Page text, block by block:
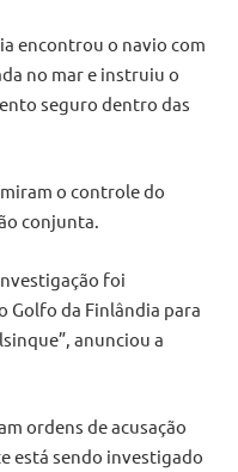
encontrou o navio com
no mar e instruiu o
seguro dentro das
o controle do
conjunta.
foi
Golfo da Finlândia para
anunciou a
ordens de acusação
está sendo investigado